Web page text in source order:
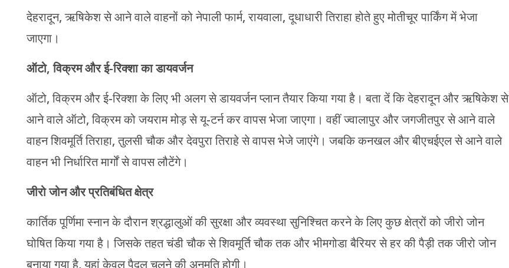
देहरादून, ऋषिकेश से आने वाले वाहनों को नेपाली फार्म, रायवाला, दूधाधारी तिराहा होते हुए मोतीचूर पार्किंग में भेजा
जाएगा।
ऑटो, विक्रम और ई-रिक्शा का डायवर्जन
ऑटो, विक्रम और ई-रिक्शा के लिए भी अलग से डायवर्जन प्लान तैयार किया गया है। बता दें कि देहरादून और ऋषिकेश से
आने वाले ऑटो, विक्रम को जयराम मोड़ से यू-टर्न कर वापस भेजा जाएगा। वहीं ज्वालापुर और जगजीतपुर से आने वाले
वाहन शिवमूर्ति तिराहा, तुलसी चौक और देवपुरा तिराहे से वापस भेजे जाएंगे। जबकि कनखल और बीएचईएल से आने वाले
वाहन भी निर्धारित मार्गों से वापस लौटेंगे।
जीरो जोन और प्रतिबंधित क्षेत्र
कार्तिक पूर्णिमा स्नान के दौरान श्रद्धालुओं की सुरक्षा और व्यवस्था सुनिश्चित करने के लिए कुछ क्षेत्रों को जीरो जोन
घोषित किया गया है। जिसके तहत चंडी चौक से शिवमूर्ति चौक तक और भीमगोडा बैरियर से हर की पैड़ी तक जीरो जोन
बनाया गया है, यहां केवल पैदल चलने की अनुमति होगी।